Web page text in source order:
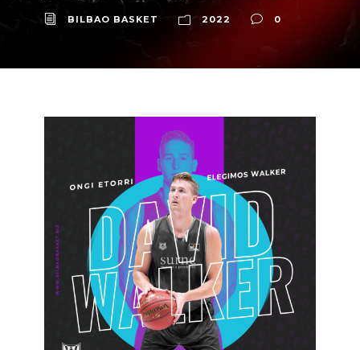
BILBAO BASKET 2022 0